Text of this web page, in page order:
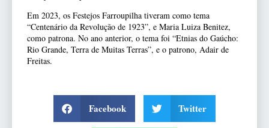
Em 2023, os Festejos Farroupilha tiveram como tema
“Centenário da Revolução de 1923”, e Maria Luiza Benitez,
como patrona. No ano anterior, o tema foi “Etnias do Gaúcho:
Rio Grande, Terra de Muitas Terras”, e o patrono, Adair de
Freitas.
Facebook Twitter